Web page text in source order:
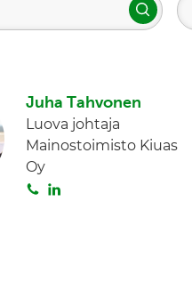
Hae
Juha Tahvonen
Luova johtaja
Mainostoimisto Kiuas
Oy
S